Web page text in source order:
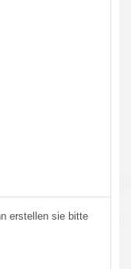
erstellen sie bitte